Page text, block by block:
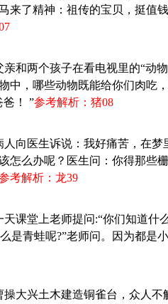
来了精神：祖传的宝贝，挺值
亲和两个孩子在看电视里的“动
中，哪些动物既能给你们肉吃
爸！ ”参考解析：猪08
人向医生诉说：我好痛苦，在
怎么办呢？医生问：你得那
考解析：龙39
天课堂上老师提问:“你们知道什
是青蛙呢?”老师问。因为都是
操大兴土木建造铜雀台，众人